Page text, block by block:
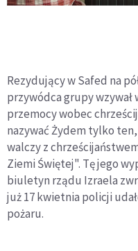
Rezydujący w Safed na
przywódca grupy wzywał
przemocy wobec
nazywać Żydem tylko
walczy z
Ziemi Świętej". Tę jego
biuletyn rządu Izraela
już 17 kwietnia policji
pożaru.